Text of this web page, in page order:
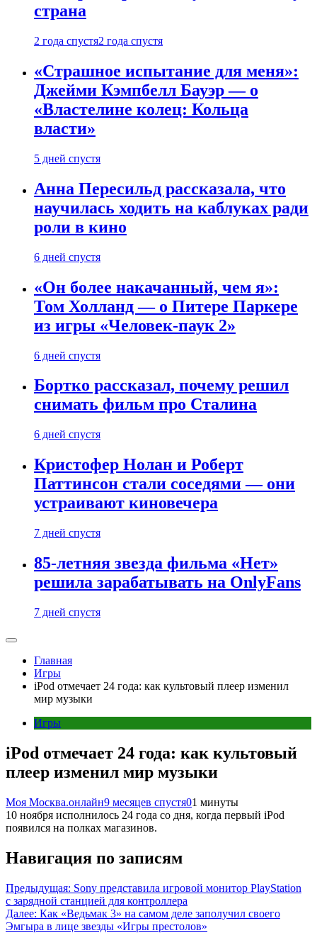
страна
2 года спустя2 года спустя
«Страшное испытание для меня»:
Джейми Кэмпбелл Бауэр — о
«Властелине колец: Кольца
власти»
5 дней спустя
Анна Пересильд рассказала, что
научилась ходить на каблуках ради
роли в кино
6 дней спустя
«Он более накачанный, чем я»:
Том Холланд — о Питере Паркере
из игры «Человек-паук 2»
6 дней спустя
Бортко рассказал, почему решил
снимать фильм про Сталина
6 дней спустя
Кристофер Нолан и Роберт
Паттинсон стали соседями — они
устраивают киновечера
7 дней спустя
85-летняя звезда фильма «Нет»
решила зарабатывать на OnlyFans
7 дней спустя
Главная
Игры
iPod отмечает 24 года: как культовый плеер изменил
мир музыки
Игры
iPod отмечает 24 года: как культовый
плеер изменил мир музыки
Моя Москва.онлайн9 месяцев спустя01 минуты
10 ноября исполнилось 24 года со дня, когда первый iPod
появился на полках магазинов.
Навигация по записям
Предыдущая: Sony представила игровой монитор PlayStation
с зарядной станцией для контроллера
Далее: Как «Ведьмак 3» на самом деле заполучил своего
Эмгыра в лице звезды «Игры престолов»